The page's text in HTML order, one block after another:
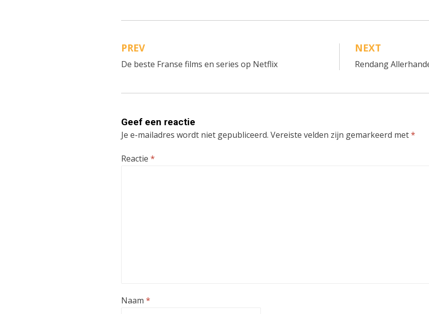
Bericht
navigatie
PREV
De beste Franse films en series op Netflix
NEXT
Rendang
Geef een reactie
Je e-mailadres wordt niet gepubliceerd. Vereiste velden zijn gemarkeerd met*
Reactie *
Naam *